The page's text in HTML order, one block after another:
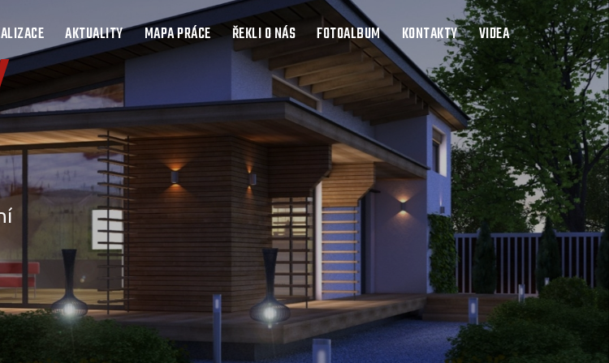
AKTUALITY MAPA PRÁCE ŘEKLI O NÁS FOTOALBUM KONTAKTY VIDEA